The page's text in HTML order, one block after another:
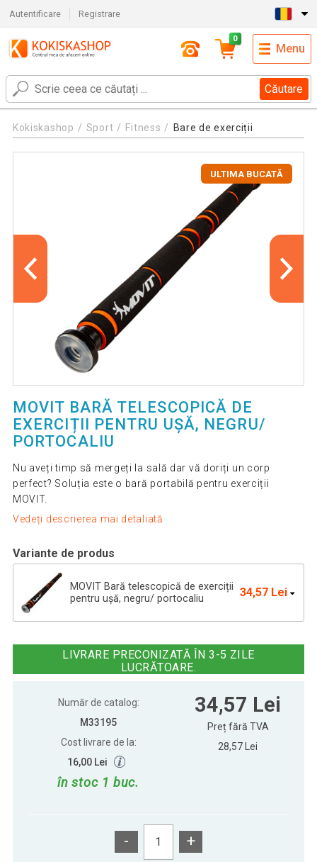
Autentificare Registrare
Căutare
0
Menu
Kokiskashop Sport Fitness Bare de exerciții
ULTIMA BUCATĂ
MOVIT BARĂ TELESCOPICĂ DE
EXERCIȚII PENTRU UȘĂ, NEGRU/
PORTOCALIU
Nu aveți timp să mergeți la sală dar vă doriți un corp
perfect? Soluția este o bară portabilă pentru exerciții
MOVIT.
Vedeți descrierea mai detaliată
Variante de produs
MOVIT Bară telescopică de exerciții
pentru ușă, negru/ portocaliu
34,57 Lei
telescopică, negru/ albastru
LIVRARE PRECONIZATĂ ÎN 3-5 ZILE
LUCRĂTOARE.
Număr de catalog:
M33195
Cost livrare de la:
16,00 Lei
în stoc 1 buc.
34,57 Lei
Preț fără TVA
28,57 Lei
- +